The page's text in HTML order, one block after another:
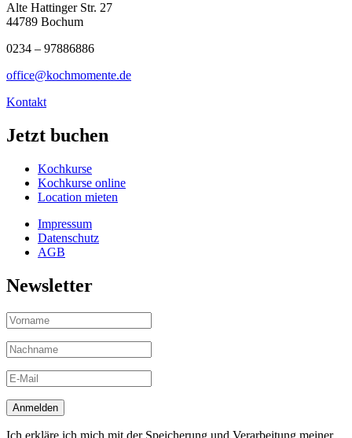
Alte Hattinger Str. 27
44789 Bochum
0234 – 97886886
office@kochmomente.de
Kontakt
Jetzt buchen
Kochkurse
Kochkurse online
Location mieten
Impressum
Datenschutz
AGB
Newsletter
Ich erkläre ich mich mit der Speicherung und Verarbeitung meiner